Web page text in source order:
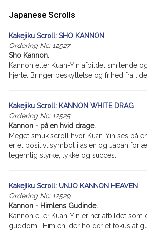
Japanese Scrolls
Kakejiku Scroll: SHO KANNON
Ordering No: 12527
Sho Kannon.
Kannon eller Kuan-Yin afbildet smilende
hjerte. Bringer beskyttelse og frihed fra
Kakejiku Scroll: KANNON WHITE DRAG
Ordering No: 12525
Kannon - på en hvid drage.
Meget smuk scroll hvor Kuan-Yin ses på
er et positivt symbol i asien og Japan for
legemlig styrke, lykke og succes.
Kakejiku Scroll: UNJO KANNON HEAVEN
Ordering No: 12529
Kannon - Himlens Gudinde.
Kannon eller Kuan-Yin er her afbildet som
guddom i Himlen, der holder et fokus af